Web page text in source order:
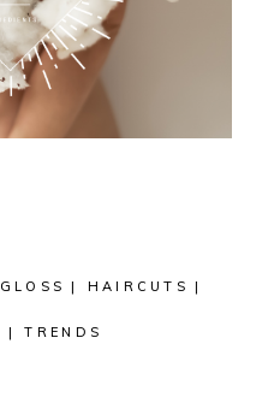
GLOSS HAIRCUTS
TRENDS